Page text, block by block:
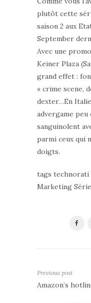
plutôt cette
saison 2 aux
September
Avec une
Keiner Plaza
grand effet :
« crime scene,
dexter…En
advergame
sanguinolent
parmi ceux qui
doigts.
tags technorati
Marketing
Previous post
Amazon’s